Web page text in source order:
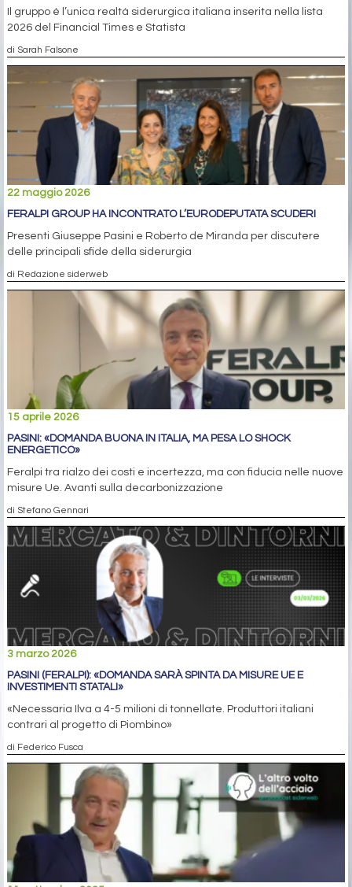
Il gruppo è l’unica realtà siderurgica italiana inserita nella lista
2026 del Financial Times e Statista
di Sarah Falsone
22 maggio 2026
FERALPI GROUP HA INCONTRATO L’EURODEPUTATA SCUDERI
Presenti Giuseppe Pasini e Roberto de Miranda per discutere
delle principali sfide della siderurgia
di Redazione siderweb
15 aprile 2026
PASINI: «DOMANDA BUONA IN ITALIA, MA PESA LO SHOCK
ENERGETICO»
Feralpi tra rialzo dei costi e incertezza, ma con fiducia nelle nuove
misure Ue. Avanti sulla decarbonizzazione
di Stefano Gennari
3 marzo 2026
PASINI (FERALPI): «DOMANDA SARÀ SPINTA DA MISURE UE E
INVESTIMENTI STATALI»
«Necessaria Ilva a 4-5 milioni di tonnellate. Produttori italiani
contrari al progetto di Piombino»
di Federico Fusca